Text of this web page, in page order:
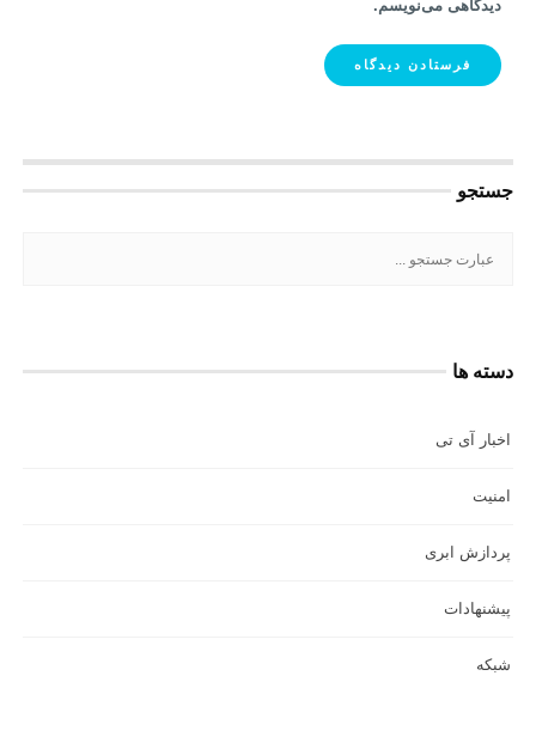
دیدگاهی می‌نویسم.
جستجو
دسته ها
اخبار آی تی
امنیت
پردازش ابری
پیشنهادات
شبکه